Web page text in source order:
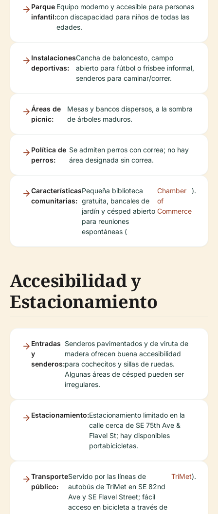
Parque
infantil:
Equipo moderno y accesible para personas
con discapacidad para niños de todas las
edades.
Instalaciones
deportivas:
Cancha de baloncesto, campo
abierto para fútbol o frisbee informal,
senderos para caminar/correr.
Áreas de
picnic:
Mesas y bancos dispersos, a la sombra
de árboles maduros.
Política de
perros:
Se admiten perros con correa; no hay
área designada sin correa.
Características
comunitarias:
Pequeña biblioteca
gratuita, bancales de
jardín y césped abierto
para reuniones
espontáneas (
Chamber
of
Commerce
).
Accesibilidad y
Estacionamiento
Entradas
y
senderos:
Senderos pavimentados y de viruta de
madera ofrecen buena accesibilidad
para cochecitos y sillas de ruedas.
Algunas áreas de césped pueden ser
irregulares.
Estacionamiento:Estacionamiento limitado en la
calle cerca de SE 75th Ave &
Flavel St; hay disponibles
portabicicletas.
Transporte
público:
Servido por las líneas de
autobús de TriMet en SE 82nd
Ave y SE Flavel Street; fácil
acceso en bicicleta a través de
TriMet).